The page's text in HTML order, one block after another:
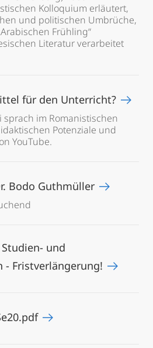
Kolloquium erläutert,
und politischen Umbrüche,
Frühling“
Literatur verarbeitet
für den Unterricht?
sprach im Romanistischen
Potenziale und
YouTube.
Bodo Guthmüller
und
- Fristverlängerung!